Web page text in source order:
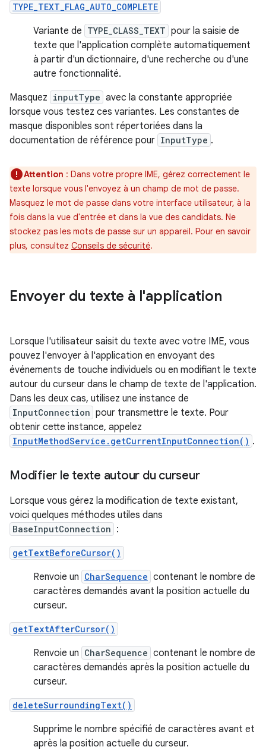
TYPE_TEXT_FLAG_AUTO_COMPLETE
Variante de TYPE_CLASS_TEXT pour la saisie de
texte que l'application complète automatiquement
à partir d'un dictionnaire, d'une recherche ou d'une
autre fonctionnalité.
Masquez inputType avec la constante appropriée
lorsque vous testez ces variantes. Les constantes de
masque disponibles sont répertoriées dans la
documentation de référence pour InputType .
Attention : Dans votre propre IME, gérez correctement le
texte lorsque vous l'envoyez à un champ de mot de passe.
Masquez le mot de passe dans votre interface utilisateur, à la
fois dans la vue d'entrée et dans la vue des candidats. Ne
stockez pas les mots de passe sur un appareil. Pour en savoir
plus, consultez Conseils de sécurité.
Envoyer du texte à l'application
Lorsque l'utilisateur saisit du texte avec votre IME, vous
pouvez l'envoyer à l'application en envoyant des
événements de touche individuels ou en modifiant le texte
autour du curseur dans le champ de texte de l'application.
Dans les deux cas, utilisez une instance de
InputConnection pour transmettre le texte. Pour
obtenir cette instance, appelez
InputMethodService.getCurrentInputConnection() .
Modifier le texte autour du curseur
Lorsque vous gérez la modification de texte existant,
voici quelques méthodes utiles dans
BaseInputConnection :
getTextBeforeCursor()
Renvoie un CharSequence contenant le nombre de
caractères demandés avant la position actuelle du
curseur.
getTextAfterCursor()
Renvoie un CharSequence contenant le nombre de
caractères demandés après la position actuelle du
curseur.
deleteSurroundingText()
Supprime le nombre spécifié de caractères avant et
après la position actuelle du curseur.